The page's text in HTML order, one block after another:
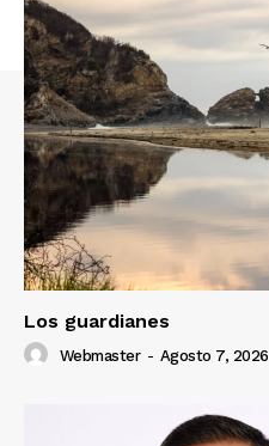
Los guardianes
Webmaster - Agosto 7, 2026